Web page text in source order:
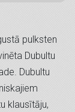
pulksten
Dubultu
Dubultu
klausītāju,